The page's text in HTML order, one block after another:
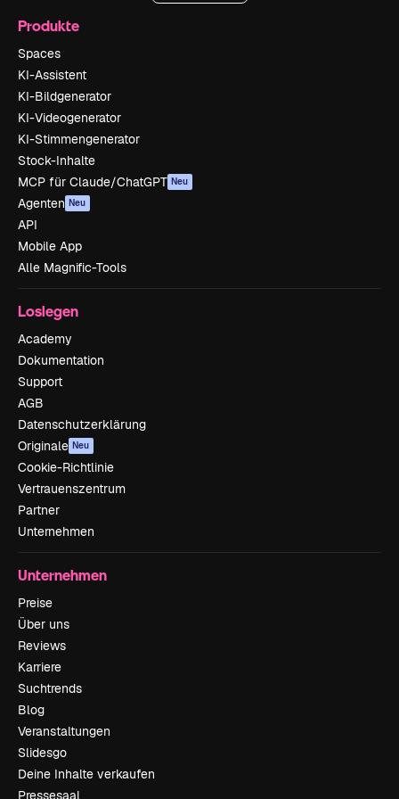
Produkte
Spaces
KI-Assistent
KI-Bildgenerator
KI-Videogenerator
KI-Stimmengenerator
Stock-Inhalte
MCP für Claude/ChatGPT Neu
Agenten Neu
API
Mobile App
Alle Magnific-Tools
Loslegen
Academy
Dokumentation
Support
AGB
Datenschutzerklärung
Originale Neu
Cookie-Richtlinie
Vertrauenszentrum
Partner
Unternehmen
Unternehmen
Preise
Über uns
Reviews
Karriere
Suchtrends
Blog
Veranstaltungen
Slidesgo
Deine Inhalte verkaufen
Pressesaal